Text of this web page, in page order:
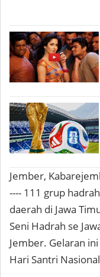
Jember,
---- 111 grup
daerah di Jawa
Seni Hadrah se
Jember. Gelaran
Hari Santri